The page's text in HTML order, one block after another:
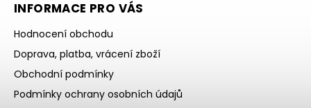
INFORMACE PRO VÁS
Hodnocení obchodu
Doprava, platba, vrácení zboží
Obchodní podmínky
Podmínky ochrany osobních údajů